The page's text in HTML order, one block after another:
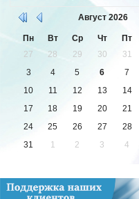
Август 2026
Пн Вт Ср Чт Пт
27
28 29 30 31
3
4 5 6 7
10
11 12 13 14
17
18 19 20 21
24
25 26 27 28
31
1 2 3 4